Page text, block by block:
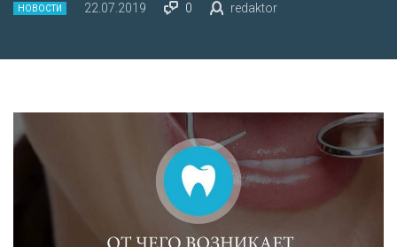
НОВОСТИ 22.07.2019 0 redaktor